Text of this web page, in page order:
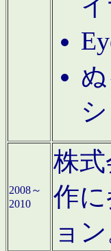
2008～
2010
株
作
ョン